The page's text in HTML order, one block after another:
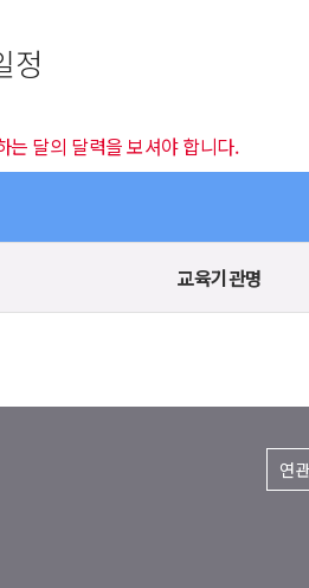
정
달의 달력을 보셔야 합니다.
교육기관명